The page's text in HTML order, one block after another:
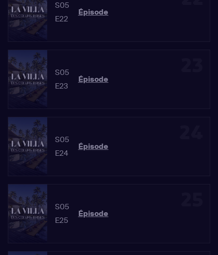
S05
E22
Épisode
S05
E23
Épisode
S05
E24
Épisode
S05
E25
Épisode